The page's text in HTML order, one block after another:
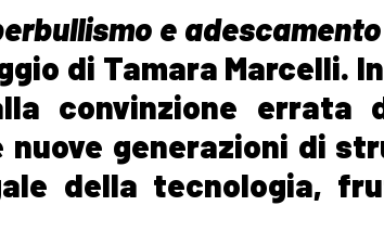
e
di Tamara
convinzione errata
generazioni di
della tecnologia,